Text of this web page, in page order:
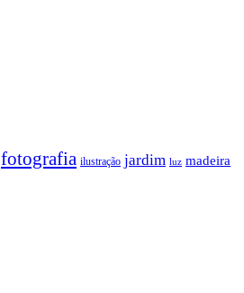
fotografia ilustração jardim luz madeira